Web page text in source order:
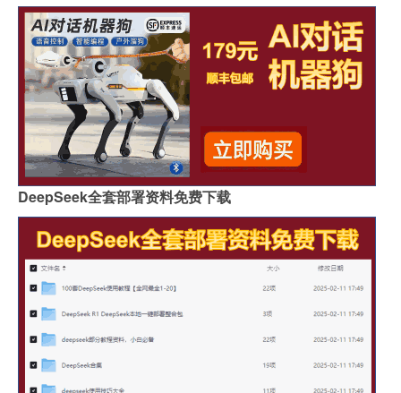
DeepSeek全套部署资料免费下载